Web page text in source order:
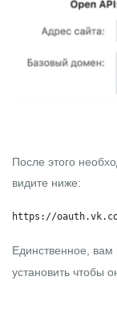
После этого
видите ниже:
https://
Единственное,
установить чтобы